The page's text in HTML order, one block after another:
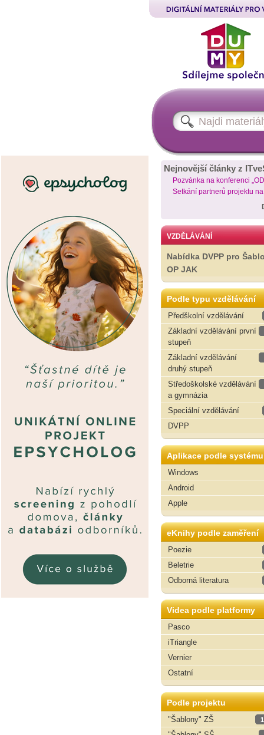
Nejnovější články z
Pozvánka na konferenci
Setkání partnerů projektu
VZDĚLÁVÁNÍ
Nabídka DVPP pro
OP JAK
Podle typu vzdělávání
Předškolní vzdělávání
Základní vzdělávání první
stupeň
Základní vzdělávání
druhý stupeň
Středoškolské vzdělávání
a gymnázia
Speciální vzdělávání
DVPP
Aplikace podle systému
Windows
Android
Apple
eKnihy podle zaměření
Poezie
Beletrie
Odborná literatura
Videa podle platformy
Pasco
iTriangle
Vernier
Ostatní
Podle projektu
"Šablony" ZŠ